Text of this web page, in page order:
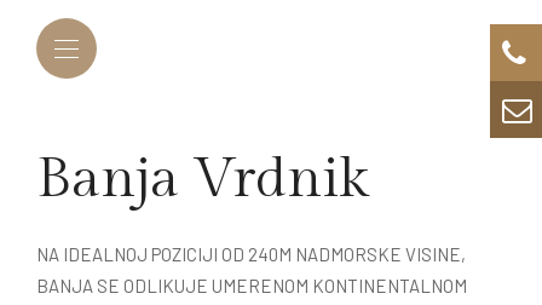
Banja Vrdnik
NA IDEALNOJ POZICIJI OD 240M NADMORSKE VISINE,
BANJA SE ODLIKUJE UMERENOM KONTINENTALNOM